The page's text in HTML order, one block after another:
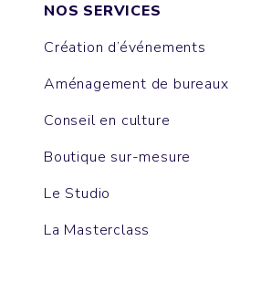
NOS SERVICES
Création d’événements
Aménagement de bureaux
Conseil en culture
Boutique sur-mesure
Le Studio
La Masterclass